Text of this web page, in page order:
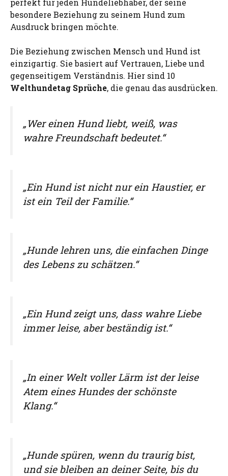
perfekt für jeden Hundeliebhaber, der seine
besondere Beziehung zu seinem Hund zum
Ausdruck bringen möchte.
Die Beziehung zwischen Mensch und Hund ist
einzigartig. Sie basiert auf Vertrauen, Liebe und
gegenseitigem Verständnis. Hier sind 10
Welthundetag Sprüche, die genau das ausdrücken.
„Wer einen Hund liebt, weiß, was
wahre Freundschaft bedeutet.“
„Ein Hund ist nicht nur ein Haustier, er
ist ein Teil der Familie.“
„Hunde lehren uns, die einfachen Dinge
des Lebens zu schätzen.“
„Ein Hund zeigt uns, dass wahre Liebe
immer leise, aber beständig ist.“
„In einer Welt voller Lärm ist der leise
Atem eines Hundes der schönste
Klang.“
„Hunde spüren, wenn du traurig bist,
und sie bleiben an deiner Seite, bis du